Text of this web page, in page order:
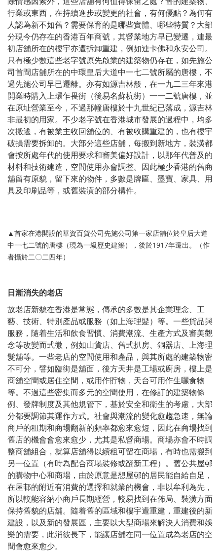
行業或東西，在持續進步或變更的社會，有何優點？為何有
人認為新不如舊？需要保育的是哪些實體、哪些特質？大部
分現今仍存在的香港百年商號，其營業地方早已變遷，連最
初店舖所在的樓宇亦遭拆卸重建，例如連卡佛和永安公司。
只有極少數這些老字號原先啟業的建築物仍存在，如先施公
司首間店舖所在的中環皇后大道中一七二號所屬的唐樓，不
過先施公司早已遷離。亦有如源吉林般，在一九二三年來港
開業時購入上環乍畏街（後易名蘇杭街）一一二號唐樓，並
在原址營業至今，不過那幢唐樓於十九世紀已落成，源吉林
非最初的用家。不少老字號在香港城市發展的過程中，均多
次搬遷，有被業主收回舖位的、有被收購重建的，也有樓宇
破損需要拆卸的。大部分這些店舖，每搬到新地方，裝潢都
會按所處年代的使用要求和審美偏好設計，以那年代普及的
材料和技術建造，空間使用亦會調整。因此極少香港的舊商
舖留有原貌，留下來的物件，多數是牌匾、墨寶、家具、用
具及印刷品等，或舊裝潢的部分構件。
▲首家在港開設的華資百貨公司先施公司第一家店舖位於皇后大道
中一七二號的唐樓（現為一級歷史建築），後於1917年遷出。（作
者攝於二〇二四年）
日漸消失的老店
故老店新貌在香港是常態，傳承的多數是其企業理念、工
藝、技術、特別產品或服務（如上海理髮）等。一些貨品與
服務，隨着生活和飲食習慣、消費潮流、生產方式及審美觀
念等改變而式微，例如山貨店、舊式扒房、銅器店、上海理
髮舖等。一些老店的空間使用和產品，與其所處的建築物密
不可分，譬如臨街是舖面，後方天井是工場或廚房，樓上是
商舖空間或居住空間，或用作貯物，天台可用作生曬食物
等。不過這些密集而多元的空間使用，在修訂的建築物條
例、發牌制度及其他規管下，基於安全和衛生的考慮，大部
分都要調節其運作方式。社會與潮流的變化愈趨急速，無論
商戶的租期和商場翻新的頻率都愈來愈短，因此在商場找到
舊店的機會會愈來愈少，尤其是私營商場。商場亦會不時調
整商舖組合，就算店舖得以續租可留在商場，有時也需搬到
另一位置（有時為配合商場裝修或翻新工程）。舊公共屋邨
的購物中心和商場，由於原意是想屋邨的居民能自給自足，
在屋邨的附近有消費的選擇和就業的機會，非以牟利為先，
所以較能容納小商戶長期經營，較易找到在佈局、裝潢方面
保持舊貌的店舖。隨着舊的區域和樓宇遭重建，重建後的新
建設，以及新的發展區，主要以大型商場來解決人消費和娛
樂的需要，此消彼長下，能讓店舖在同一位置成為老店的空
間會愈來愈少。